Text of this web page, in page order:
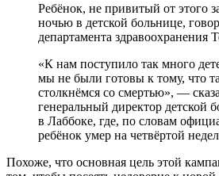
Ребёнок, не привитый от этого
ночью в детской больнице,
департамента здравоохранения
«К нам поступило так много
мы не были готовы к тому, что
столкнёмся со смертью», —
генеральный директор детской
в Лаббоке, где, по словам
ребёнок умер на четвёртой
Похоже, что основная цель этой